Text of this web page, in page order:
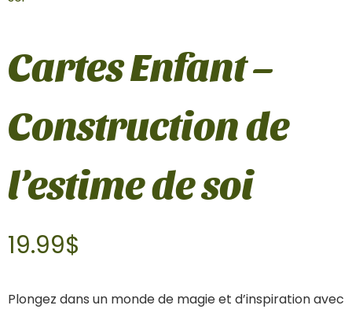
Cartes Enfant –
Construction de
l’estime de soi
19.99$
Plongez dans un monde de magie et d’inspiration avec